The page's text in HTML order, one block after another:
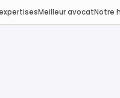
Meilleur avocatNotre